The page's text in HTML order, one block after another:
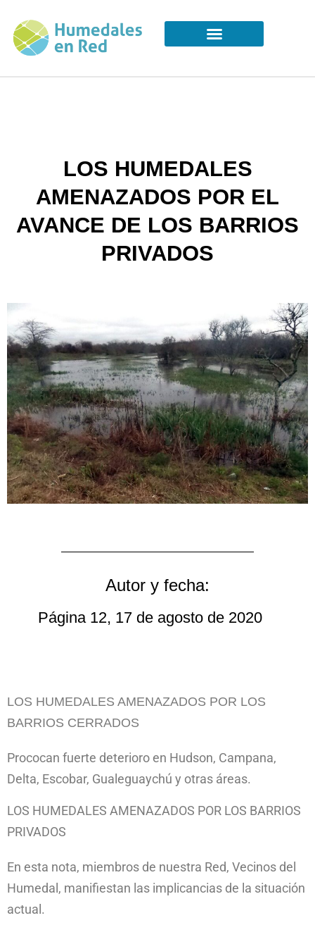
LOS HUMEDALES
AMENAZADOS POR EL
AVANCE DE LOS BARRIOS
PRIVADOS
Autor y fecha:
Página 12, 17 de agosto de 2020
LOS HUMEDALES AMENAZADOS POR LOS
BARRIOS CERRADOS
Prococan fuerte deterioro en Hudson, Campana,
Delta, Escobar, Gualeguaychú y otras áreas.
LOS HUMEDALES AMENAZADOS POR LOS BARRIOS
PRIVADOS
En esta nota, miembros de nuestra Red, Vecinos del
Humedal, manifiestan las implicancias de la situación
actual.